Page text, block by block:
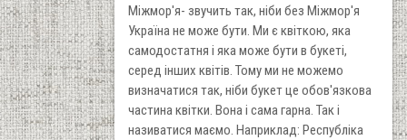
Міжмор'я- звучить так, ніби без Міжмор'я
Україна не може бути. Ми є квіткою, яка
самодостатня і яка може бути в букеті,
серед інших квітів. Тому ми не можемо
визначатися так, ніби букет це обов'язкова
частина квітки. Вона і сама гарна. Так і
називатися маємо. Наприклад: Республіка